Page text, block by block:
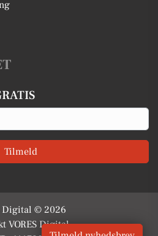
Tilmeld
Digital © 2026
VORES Digital